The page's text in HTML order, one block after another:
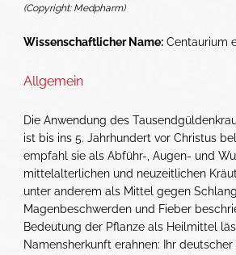
(Copyright: Medpharm)
Wissenschaftlicher Name: Centaurium
Allgemein
Die Anwendung des
ist bis ins 5. Jahrhundert vor Christus
empfahl sie als Abführ-, Augen- und
mittelalterlichen und neuzeitlichen
unter anderem als Mittel gegen
Magenbeschwerden und Fieber
Bedeutung der Pflanze als Heilmittel
Namensherkunft erahnen: Ihr